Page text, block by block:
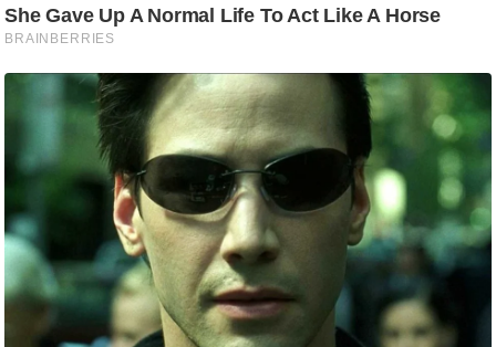
फ
म
नो
न
ग
त
बॉ